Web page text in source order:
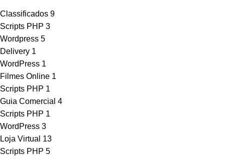
Classificados 9
Scripts PHP 3
Wordpress 5
Delivery 1
WordPress 1
Filmes Online 1
Scripts PHP 1
Guia Comercial 4
Scripts PHP 1
WordPress 3
Loja Virtual 13
Scripts PHP 5